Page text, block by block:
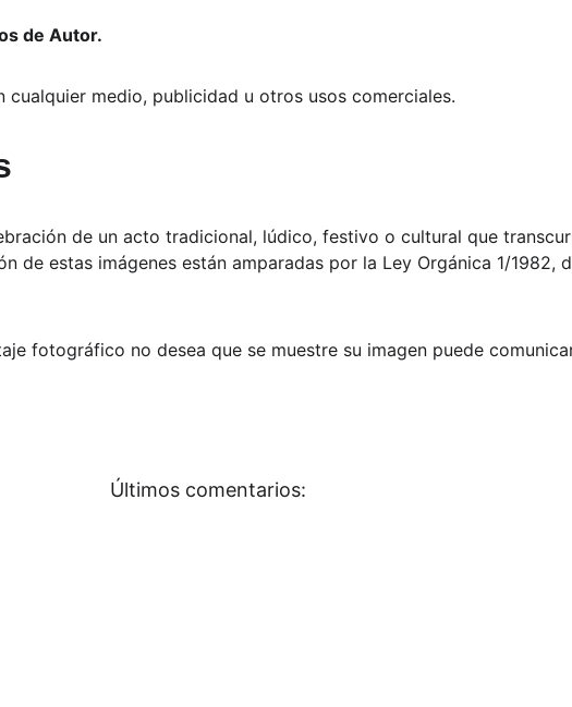
de Autor.
medio, publicidad u otros usos comerciales.
de un acto tradicional, lúdico, festivo o cultural que
de estas imágenes están amparadas por la Ley Orgánica 1/1982,
fotográfico no desea que se muestre su imagen puede
Últimos comentarios: